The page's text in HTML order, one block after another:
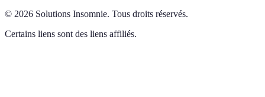
© 2026 Solutions Insomnie. Tous droits réservés.
Certains liens sont des liens affiliés.